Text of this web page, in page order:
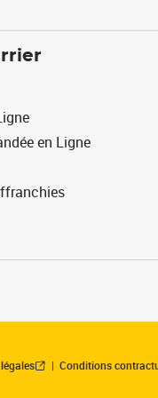
en Ligne
Conditions